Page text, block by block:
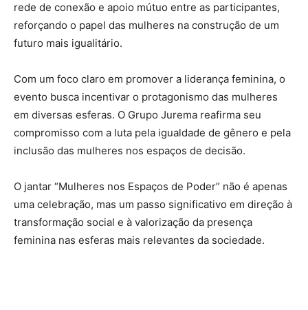
rede de conexão e apoio mútuo entre as participantes,
reforçando o papel das mulheres na construção de um
futuro mais igualitário.
Com um foco claro em promover a liderança feminina, o
evento busca incentivar o protagonismo das mulheres
em diversas esferas. O Grupo Jurema reafirma seu
compromisso com a luta pela igualdade de gênero e pela
inclusão das mulheres nos espaços de decisão.
O jantar “Mulheres nos Espaços de Poder” não é apenas
uma celebração, mas um passo significativo em direção à
transformação social e à valorização da presença
feminina nas esferas mais relevantes da sociedade.